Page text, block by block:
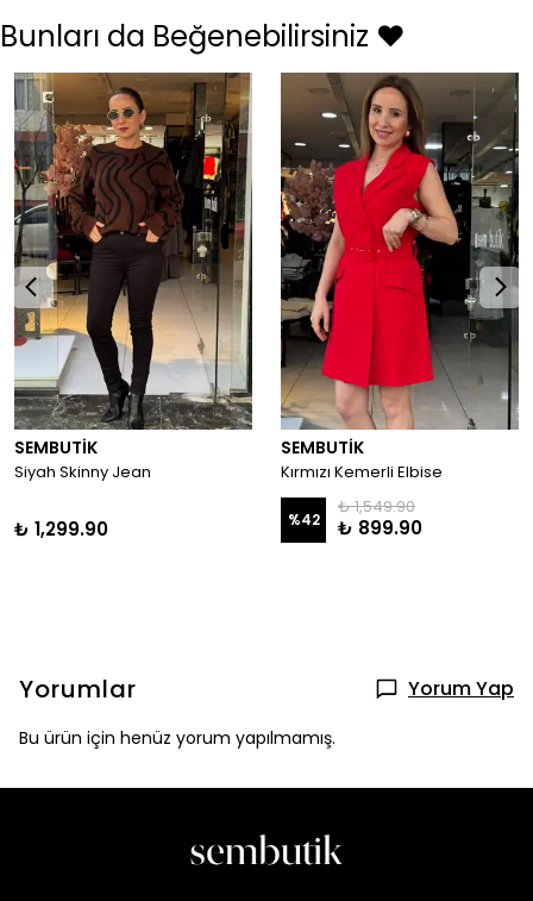
Bunları da Beğenebilirsiniz ❤️
SEMBUTİK
Siyah Skinny Jean
₺ 1,299.90
SEMBUTİK
Kırmızı Kemerli Elbise
%42
₺ 1,549.90
₺ 899.90
Yorumlar Yorum Yap
Bu ürün için henüz yorum yapılmamış.